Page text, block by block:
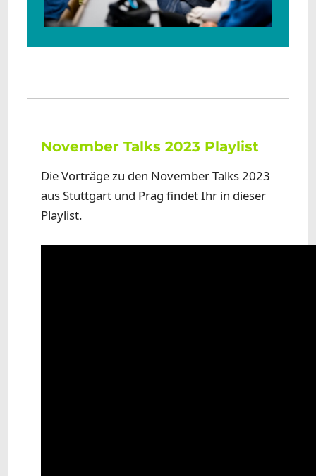
November Talks 2023 Playlist
Die Vorträge zu den November Talks 2023
aus Stuttgart und Prag findet Ihr in dieser
Playlist.